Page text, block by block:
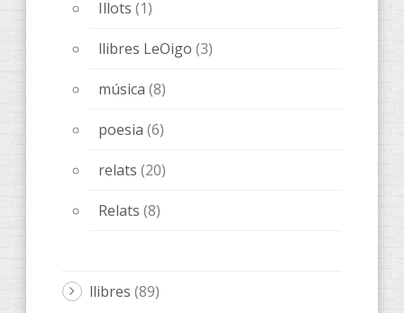
Illots (1)
llibres LeOigo (3)
música (8)
poesia (6)
relats (20)
Relats (8)
llibres (89)